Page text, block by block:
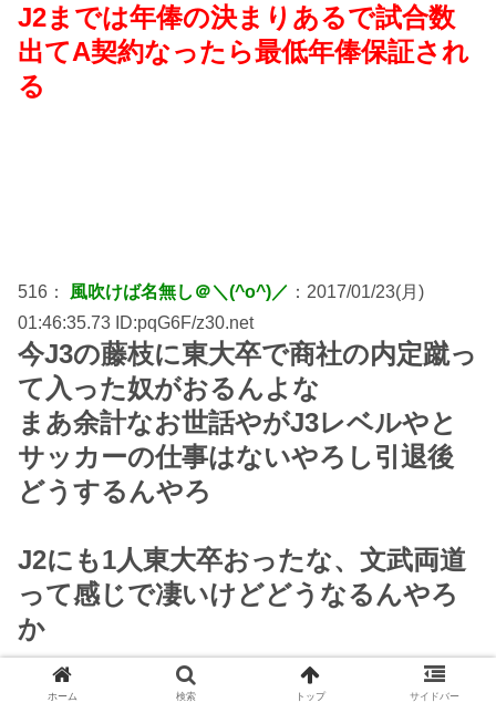
J2までは年俸の決まりあるで試合数
出てA契約なったら最低年俸保証され
る
516： 風吹けば名無し＠＼(^o^)／ ：2017/01/23(月)
01:46:35.73 ID:pqG6F/z30.net
今J3の藤枝に東大卒で商社の内定蹴っ
て入った奴がおるんよな
まあ余計なお世話やがJ3レベルやと
サッカーの仕事はないやろし引退後
どうするんやろ
J2にも1人東大卒おったな、文武両道
って感じで凄いけどどうなるんやろ
か
ホーム 検索 トップ サイドバー